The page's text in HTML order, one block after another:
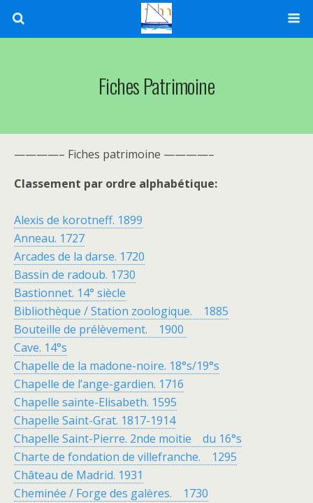
Fiches Patrimoine
————– Fiches patrimoine ————–
Classement par ordre alphabétique:
Alexis de korotneff. 1899
Anneau. 1727
Arcades de la darse. 1720
Bassin de radoub. 1730
Bastionnet. 14° siècle
Bibliothèque / Station zoologique. 1885
Bouteille de prélèvement. 1900
Cave. 14°s
Chapelle de la madone-noire. 18°s/19°s
Chapelle de l’ange-gardien. 1716
Chapelle sainte-Elisabeth. 1595
Chapelle Saint-Grat. 1817-1914
Chapelle Saint-Pierre. 2nde moitie du 16°s
Charte de fondation de villefranche. 1295
Château de Madrid. 1931
Cheminée / Forge des galères. 1730